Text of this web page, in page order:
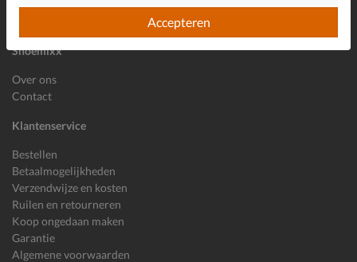
Shoemixx
Over ons
Contact
Klantenservice
Bestellen
Betaalmogelijkheden
Verzendwijze en kosten
Ruilen en retourneren
Koop ongedaan maken
Garantie
Algemene voorwaarden
Accepteren